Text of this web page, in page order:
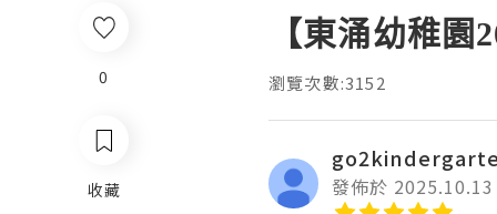
0
收藏
【東涌幼稚
瀏覽次數:3152
發佈於 2025.10.13